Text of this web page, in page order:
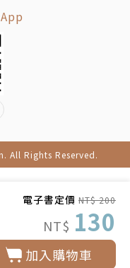
電子書定價 NT$ 200
NT$ 130
加入購物車
All Rights Reserved.